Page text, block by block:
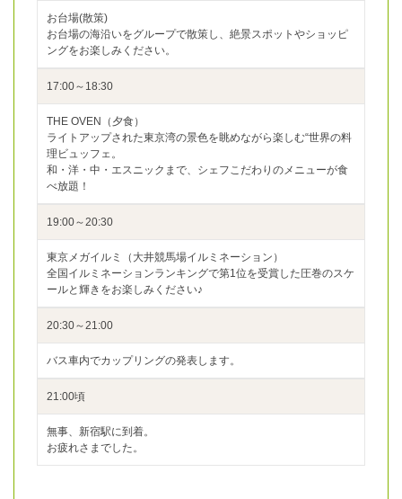
お台場(散策)
お台場の海沿いをグループで散策し、絶景スポットやショッピ
ングをお楽しみください。
17:00～18:30
THE OVEN（夕食）
ライトアップされた東京湾の景色を眺めながら楽しむ“世界の料
理ビュッフェ。
和・洋・中・エスニックまで、シェフこだわりのメニューが食
べ放題！
19:00～20:30
東京メガイルミ（大井競馬場イルミネーション）
全国イルミネーションランキングで第1位を受賞した圧巻のスケ
ールと輝きをお楽しみください♪
20:30～21:00
バス車内でカップリングの発表します。
21:00頃
無事、新宿駅に到着。
お疲れさまでした。